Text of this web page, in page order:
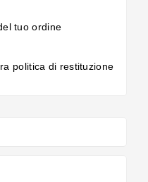
tuo ordine
politica di restituzione